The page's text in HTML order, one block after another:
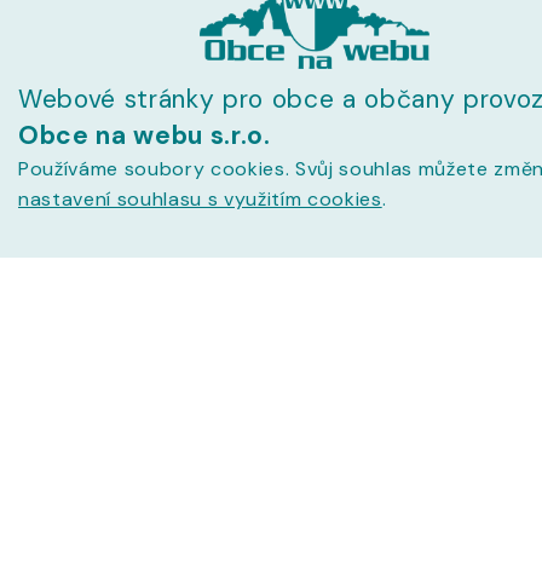
Webové stránky pro obce a občany
Obce na webu s.r.o.
Používáme soubory cookies. Svůj souhlas můžete
nastavení souhlasu s využitím cookies.